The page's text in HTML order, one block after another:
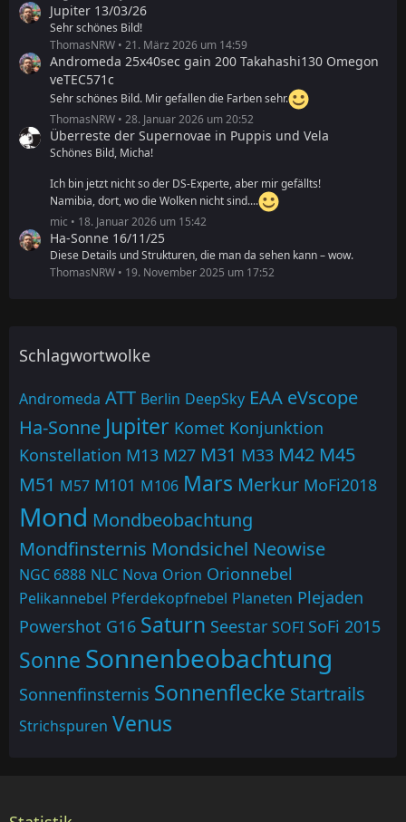
Jupiter 13/03/26
Sehr schönes Bild!
ThomasNRW
21. März 2026 um 14:59
Andromeda 25x40sec gain 200 Takahashi130 Omegon
veTEC571c
Sehr schönes Bild. Mir gefallen die Farben sehr.
ThomasNRW
28. Januar 2026 um 20:52
Überreste der Supernovae in Puppis und Vela
Schönes Bild, Micha!
Ich bin jetzt nicht so der DS-Experte, aber mir gefällts!
Namibia, dort, wo die Wolken nicht sind....
mic
18. Januar 2026 um 15:42
Ha-Sonne 16/11/25
Diese Details und Strukturen, die man da sehen kann – wow.
ThomasNRW
19. November 2025 um 17:52
Schlagwortwolke
Andromeda ATT Berlin DeepSky EAA eVscope
Ha-Sonne Jupiter Komet Konjunktion
Konstellation M13 M27 M31 M33 M42 M45
M51 M57 M101 M106 Mars Merkur MoFi2018
Mond Mondbeobachtung
Mondfinsternis Mondsichel Neowise
NGC 6888 NLC Nova Orion Orionnebel
Pelikannebel Pferdekopfnebel Planeten Plejaden
Powershot G16 Saturn Seestar SOFI SoFi 2015
Sonne Sonnenbeobachtung
Sonnenfinsternis Sonnenflecke Startrails
Strichspuren Venus